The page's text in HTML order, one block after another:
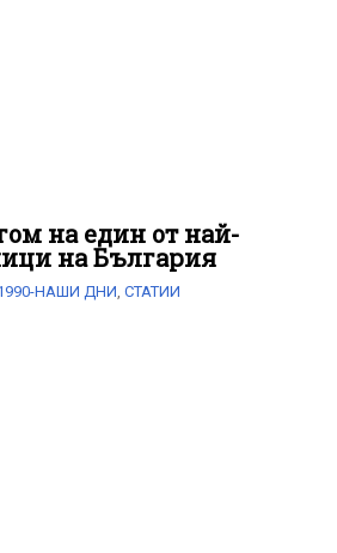
на един от най-
на България
НАШИ ДНИ, СТАТИИ